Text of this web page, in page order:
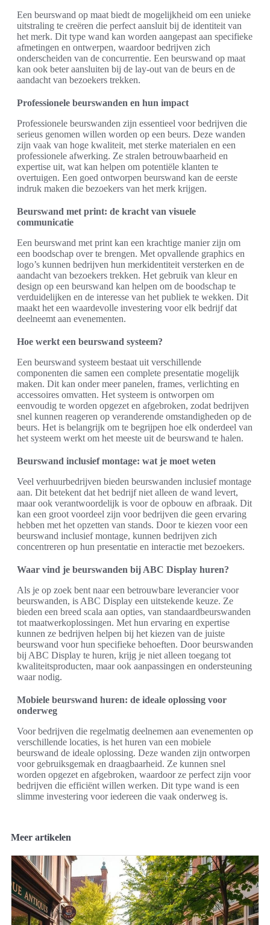
Een beurswand op maat biedt de mogelijkheid om een unieke
uitstraling te creëren die perfect aansluit bij de identiteit van
het merk. Dit type wand kan worden aangepast aan specifieke
afmetingen en ontwerpen, waardoor bedrijven zich
onderscheiden van de concurrentie. Een beurswand op maat
kan ook beter aansluiten bij de lay-out van de beurs en de
aandacht van bezoekers trekken.
Professionele beurswanden en hun impact
Professionele beurswanden zijn essentieel voor bedrijven die
serieus genomen willen worden op een beurs. Deze wanden
zijn vaak van hoge kwaliteit, met sterke materialen en een
professionele afwerking. Ze stralen betrouwbaarheid en
expertise uit, wat kan helpen om potentiële klanten te
overtuigen. Een goed ontworpen beurswand kan de eerste
indruk maken die bezoekers van het merk krijgen.
Beurswand met print: de kracht van visuele
communicatie
Een beurswand met print kan een krachtige manier zijn om
een boodschap over te brengen. Met opvallende graphics en
logo’s kunnen bedrijven hun merkidentiteit versterken en de
aandacht van bezoekers trekken. Het gebruik van kleur en
design op een beurswand kan helpen om de boodschap te
verduidelijken en de interesse van het publiek te wekken. Dit
maakt het een waardevolle investering voor elk bedrijf dat
deelneemt aan evenementen.
Hoe werkt een beurswand systeem?
Een beurswand systeem bestaat uit verschillende
componenten die samen een complete presentatie mogelijk
maken. Dit kan onder meer panelen, frames, verlichting en
accessoires omvatten. Het systeem is ontworpen om
eenvoudig te worden opgezet en afgebroken, zodat bedrijven
snel kunnen reageren op veranderende omstandigheden op de
beurs. Het is belangrijk om te begrijpen hoe elk onderdeel van
het systeem werkt om het meeste uit de beurswand te halen.
Beurswand inclusief montage: wat je moet weten
Veel verhuurbedrijven bieden beurswanden inclusief montage
aan. Dit betekent dat het bedrijf niet alleen de wand levert,
maar ook verantwoordelijk is voor de opbouw en afbraak. Dit
kan een groot voordeel zijn voor bedrijven die geen ervaring
hebben met het opzetten van stands. Door te kiezen voor een
beurswand inclusief montage, kunnen bedrijven zich
concentreren op hun presentatie en interactie met bezoekers.
Waar vind je beurswanden bij ABC Display huren?
Als je op zoek bent naar een betrouwbare leverancier voor
beurswanden, is ABC Display een uitstekende keuze. Ze
bieden een breed scala aan opties, van standaardbeurswanden
tot maatwerkoplossingen. Met hun ervaring en expertise
kunnen ze bedrijven helpen bij het kiezen van de juiste
beurswand voor hun specifieke behoeften. Door beurswanden
bij ABC Display te huren, krijg je niet alleen toegang tot
kwaliteitsproducten, maar ook aanpassingen en ondersteuning
waar nodig.
Mobiele beurswand huren: de ideale oplossing voor
onderweg
Voor bedrijven die regelmatig deelnemen aan evenementen op
verschillende locaties, is het huren van een mobiele
beurswand de ideale oplossing. Deze wanden zijn ontworpen
voor gebruiksgemak en draagbaarheid. Ze kunnen snel
worden opgezet en afgebroken, waardoor ze perfect zijn voor
bedrijven die efficiënt willen werken. Dit type wand is een
slimme investering voor iedereen die vaak onderweg is.
Meer artikelen